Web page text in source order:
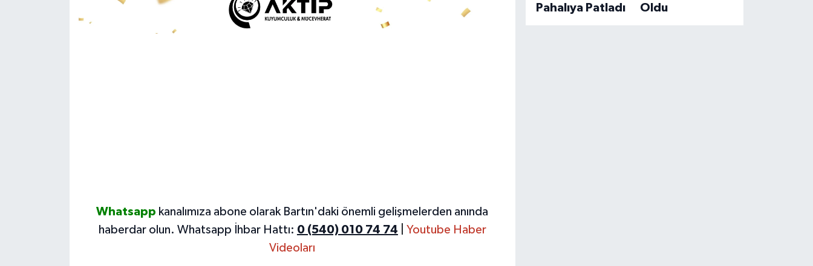
Whatsapp kanalımıza abone olarak Bartın'daki önemli gelişmelerden anında
haberdar olun. Whatsapp İhbar Hattı: 0 (540) 010 74 74
Youtube Haber
Videoları
Pahalıya Patladı
Oldu